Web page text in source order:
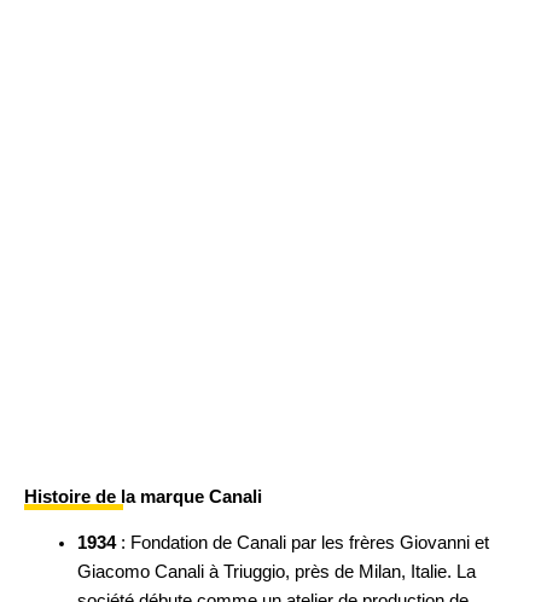
Histoire de la marque Canali
1934: Fondation de Canali par les frères Giovanni et
Giacomo Canali à Triuggio, près de Milan, Italie. La